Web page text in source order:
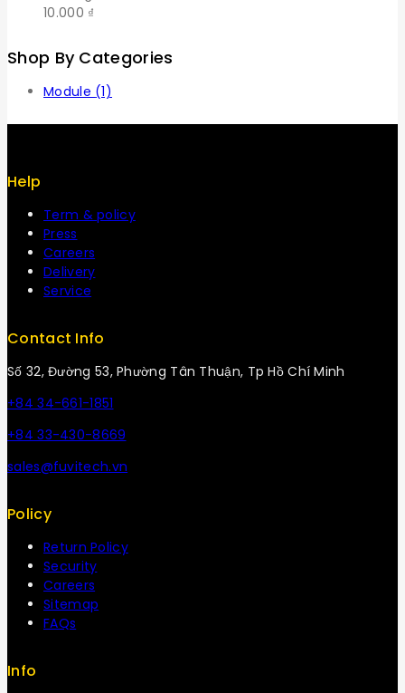
10.000 ₫
Shop By Categories
Module (1)
Help
Term & policy
Press
Careers
Delivery
Service
Contact Info
Số 32, Đường 53, Phường Tân Thuận, Tp Hồ Chí Minh
+84 34-661-1851
+84 33-430-8669
sales@fuvitech.vn
Policy
Return Policy
Security
Careers
Sitemap
FAQs
Info